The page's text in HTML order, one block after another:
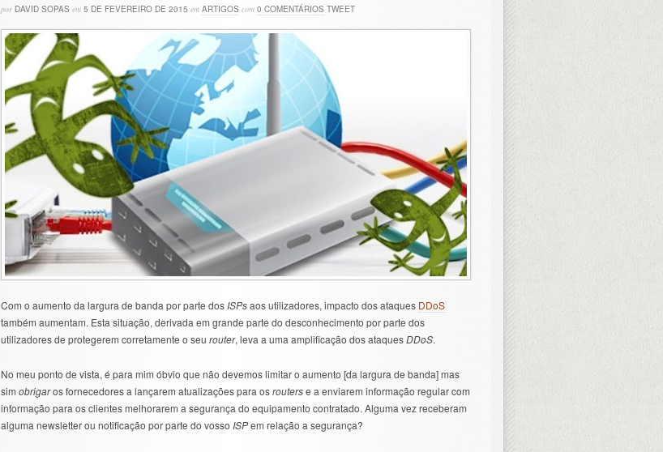
por DAVID SOPAS em 5 DE FEVEREIRO DE 2015 em ARTIGOS com 0 COMENTÁRIOS TWEET
Com o aumento da largura de banda por parte dos ISPsaos utilizadores, impacto dos ataques DDoS
também aumentam. Esta situação, derivada em grande parte do desconhecimento por parte dos
utilizadores de protegerem corretamente o seu router, leva a uma amplificação dos ataquesDDoS.
No meu ponto de vista, é para mim óbvio que não devemos limitar o aumento [da largura de banda] mas
sim obrigaros fornecedores a lançarem atualizações para osrouterse a enviarem informação regular com
informação para os clientes melhorarem a segurança do equipamento contratado. Alguma vez receberam
alguma newsletter ou notificação por parte do vosso ISPem relação a segurança?